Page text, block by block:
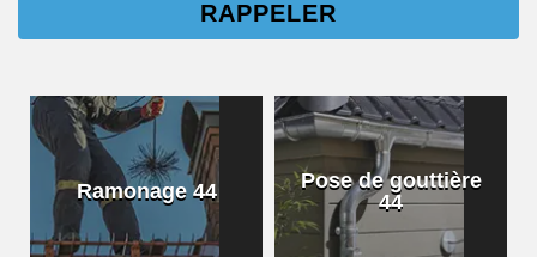
Ramonage 44
Pose de gouttière
44